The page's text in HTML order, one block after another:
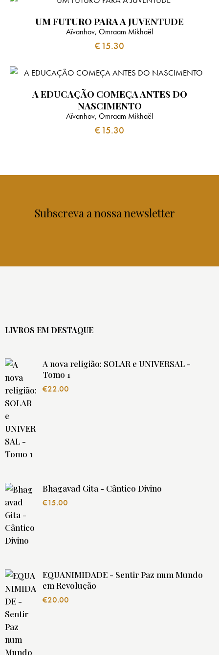
UM FUTURO PARA A JUVENTUDE
Aïvanhov, Omraam Mikhaël
€15.30
A EDUCAÇÃO COMEÇA ANTES DO
NASCIMENTO
Aïvanhov, Omraam Mikhaël
€15.30
Subscreva a nossa newsletter
LIVROS EM DESTAQUE
A nova religião: SOLAR e UNIVERSAL -
Tomo 1
€22.00
Bhagavad Gita - Cântico Divino
€15.00
EQUANIMIDADE - Sentir Paz num Mundo
em Revolução
€20.00